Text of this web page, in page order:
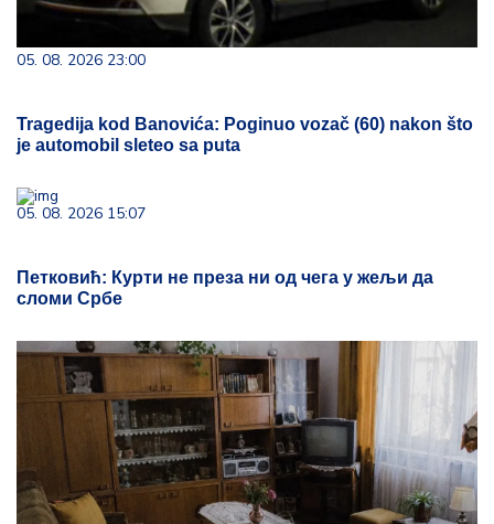
05. 08. 2026 23:00
Tragedija kod Banovića: Poginuo vozač (60) nakon što
je automobil sleteo sa puta
05. 08. 2026 15:07
Петковић: Курти не преза ни од чега у жељи да
сломи Србе